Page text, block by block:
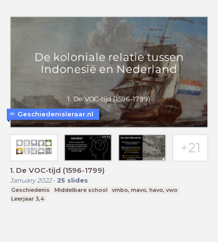
1. De VOC-tijd (1596-1799)
January 2022- 25 slides
Geschiedenis Middelbare school
vmbo, mavo, havo, vwo
Leerjaar 3,4
Geschiedenisleraar.nl